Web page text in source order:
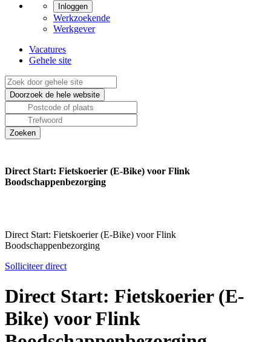
Inloggen
Werkzoekende
Werkgever
Vacatures
Gehele site
Direct Start: Fietskoerier (E-Bike) voor Flink
Boodschappenbezorging
Direct Start: Fietskoerier (E-Bike) voor Flink
Boodschappenbezorging
Solliciteer direct
Direct Start: Fietskoerier (E-
Bike) voor Flink